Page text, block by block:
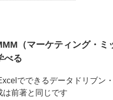
（マーケティング・ミ
べる
でできるデータドリブン
前著と同じです